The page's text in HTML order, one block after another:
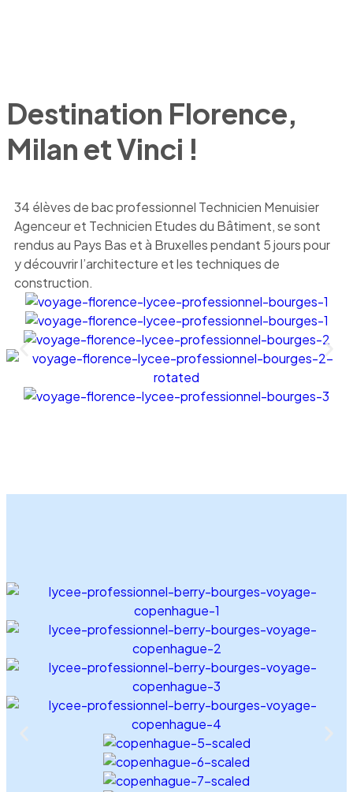
Destination Florence,
Milan et Vinci !
34 élèves de bac professionnel Technicien Menuisier
Agenceur et Technicien Etudes du Bâtiment, se sont
rendus au Pays Bas et à Bruxelles pendant 5 jours pour
y découvrir l’architecture et les techniques de
construction.